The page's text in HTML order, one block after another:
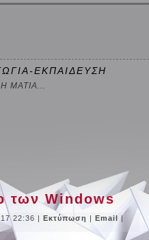
ΕΚΠΑΙΔΕΥΣΗ
ΜΑΤΙΑ...
των Windows
22:36 |Εκτύπωση |Email|